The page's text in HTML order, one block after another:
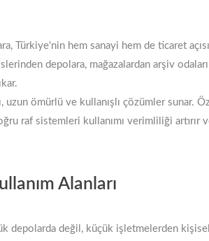
Türkiye'nin hem sanayi hem de ticaret
depolara, mağazalardan arşiv
uzun ömürlü ve kullanışlı çözümler sunar.
raf sistemleri kullanımı verimliliği artırır
Alanları
depolarda değil, küçük işletmelerden